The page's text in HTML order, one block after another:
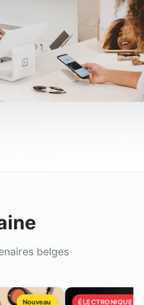
belges
ÉLECTRONIQUE